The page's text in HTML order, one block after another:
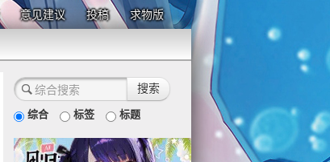
意见建议 投稿 求物版
综合 标签 标题